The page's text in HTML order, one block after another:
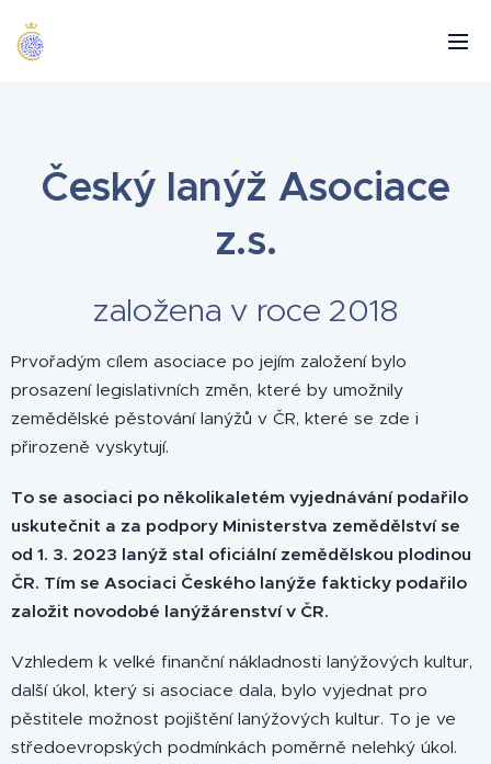
Český lanýž Asociace
z.s.
založena v roce 2018
Prvořadým cílem asociace po jejím založení bylo
prosazení legislativních změn, které by umožnily
zemědělské pěstování lanýžů v ČR, které se zde i
přirozeně vyskytují.
To se asociaci po několikaletém vyjednávání podařilo
uskutečnit a za podpory Ministerstva zemědělství se
od 1. 3. 2023 lanýž stal oficiální zemědělskou plodinou
ČR. Tím se Asociaci Českého lanýže fakticky podařilo
založit novodobé lanýžárenství v ČR.
Vzhledem k velké finanční nákladnosti lanýžových kultur,
další úkol, který si asociace dala, bylo vyjednat pro
pěstitele možnost pojištění lanýžových kultur. To je ve
středoevropských podmínkách poměrně nelehký úkol.